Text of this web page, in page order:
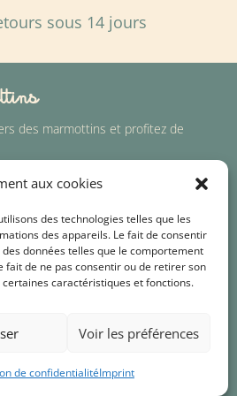
aux cookies
des technologies telles que les
des appareils. Le fait de consentir
données telles que le comportement
fait de ne pas consentir ou de retirer son
caractéristiques et fonctions.
Voir les préférences
de confidentialitéImprint
sous 14 jours
des marmottins et profitez de
le cadre de nos lettres